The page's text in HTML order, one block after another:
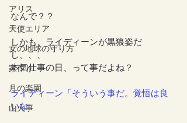
アリス
天使エリア
女の地球の守り方
家作り
月の楽園
山火事
なんで？？
しかも、ライディーンが黒狼姿だ
し、、、
本気仕事の日、って事だよね？
ライディーン「そういう事だ。覚悟は良
いな」